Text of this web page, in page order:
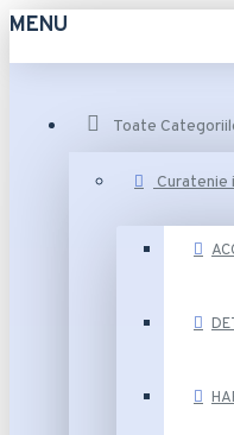
MENU
Toate
Curatenie